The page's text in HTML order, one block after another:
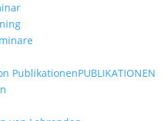
PUBLIKATIONEN